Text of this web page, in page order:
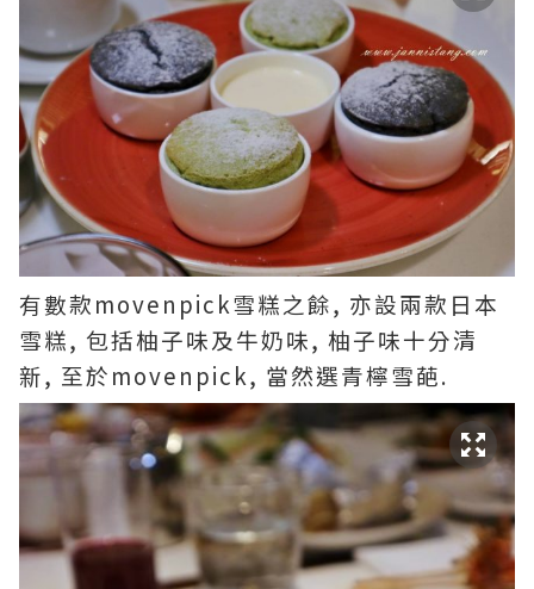
有數款movenpick雪糕之餘, 亦設兩款日本
雪糕, 包括柚子味及牛奶味, 柚子味十分清
新, 至於movenpick, 當然選青檸雪葩.